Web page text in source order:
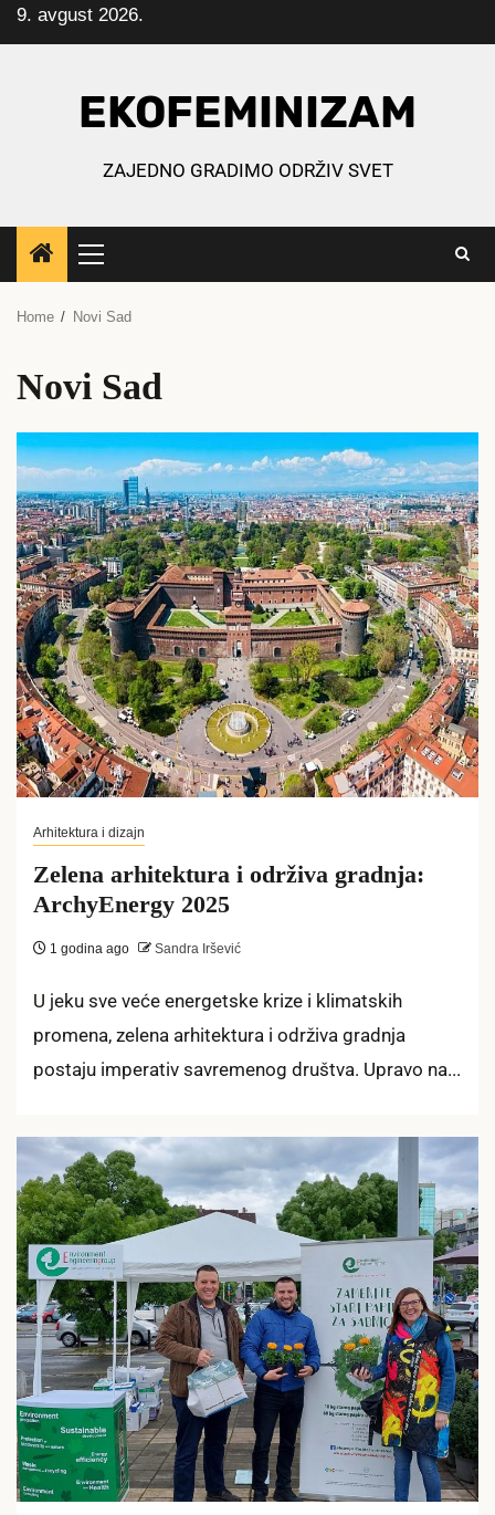
Skip
to
9. avgust 2026.
EKOFEMINIZAM
ZAJEDNO GRADIMO ODRŽIV SVET
Primary
Menu
Home Novi Sad
Novi Sad
Arhitektura i dizajn
Zelena arhitektura i održiva gradnja:
ArchyEnergy 2025
1 godina ago Sandra Iršević
U jeku sve veće energetske krize i klimatskih
promena, zelena arhitektura i održiva gradnja
postaju imperativ savremenog društva. Upravo na...